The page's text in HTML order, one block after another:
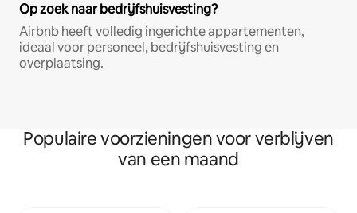
Op zoek naar bedrijfshuisvesting?
Airbnb heeft volledig ingerichte appartementen,
ideaal voor personeel, bedrijfshuisvesting en
overplaatsing.
Populaire voorzieningen voor verblijven
van een maand